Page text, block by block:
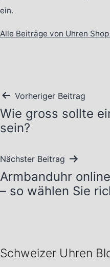
ein.
Alle Beiträge von Uhren
Vorheriger Beitrag
Wie gross sollte
sein?
Nächster Beitrag
Armbanduhr
– so wählen Sie
Schweizer Uhren